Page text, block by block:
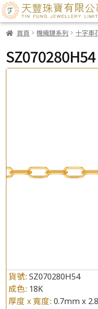
首頁 機織鏈系列 十字車
SZ070280H54
貨號: SZ070280H54
成色: 18K
厚度 x 寬度: 0.7mm x